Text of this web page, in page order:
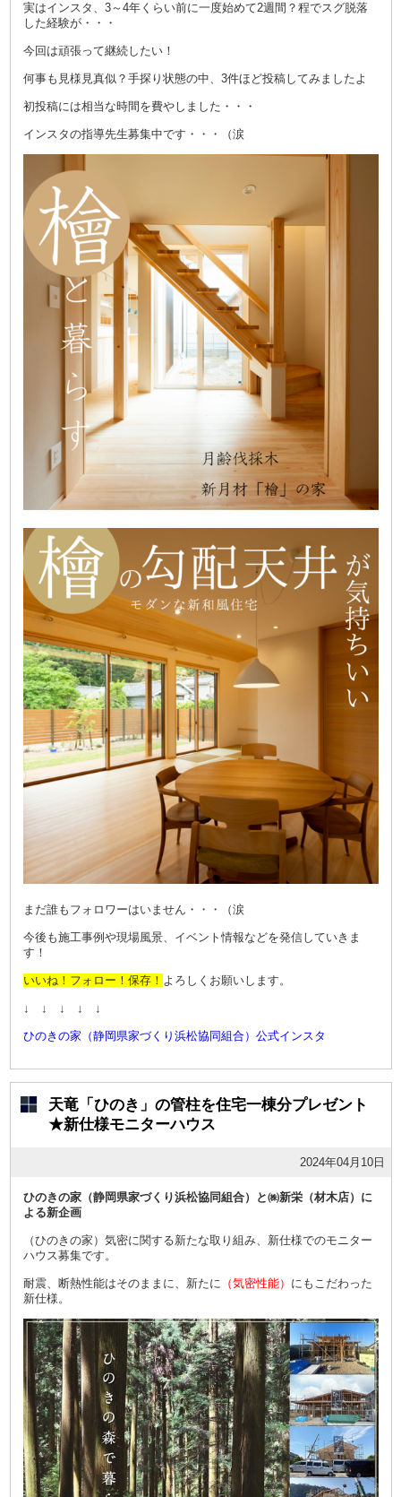
実はインスタ、3～4年くらい前に一度始めて2週間？程でスグ脱落
した経験が・・・
今回は頑張って継続したい！
何事も見様見真似？手探り状態の中、3件ほど投稿してみましたよ
初投稿には相当な時間を費やしました・・・
インスタの指導先生募集中です・・・（涙
まだ誰もフォロワーはいません・・・（涙
今後も施工事例や現場風景、イベント情報などを発信していきま
す！
いいね！フォロー！保存！ よろしくお願いします。
↓ ↓ ↓ ↓ ↓
ひのきの家（静岡県家づくり浜松協同組合）公式インスタ
天竜「ひのき」の管柱を住宅一棟分プレゼント
★新仕様モニターハウス
2024年04月10日
ひのきの家（静岡県家づくり浜松協同組合）と㈱新栄（材木店）に
よる新企画
（ひのきの家）気密に関する新たな取り組み、新仕様でのモニター
ハウス募集です。
耐震、断熱性能はそのままに、新たに （気密性能） にもこだわった
新仕様。